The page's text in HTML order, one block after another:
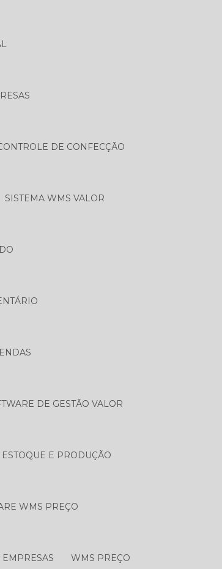
DE CONFECÇÃO
SISTEMA WMS VALOR
DE GESTÃO VALOR
E PRODUÇÃO
WMS PREÇO
WMS PREÇO